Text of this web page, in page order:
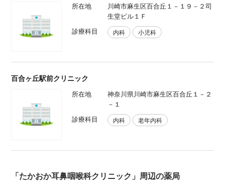
所在地
川崎市麻生区百合丘１－１９－２司
生堂ビル１Ｆ
診療科目
内科 小児科
百合ヶ丘駅前クリニック
所在地
神奈川県川崎市麻生区百合丘１－２
－１
診療科目
内科 老年内科
「たかおか耳鼻咽喉科クリニック」周辺の薬局